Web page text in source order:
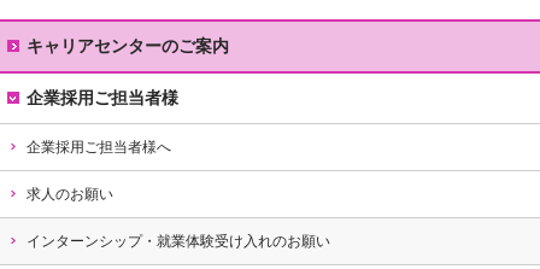
キャリアセンターのご案内
キャリアセンターの役割
キャリアサポートの流れ
利用時間・アクセス
就職実績
企業採用ご担当者様
企業採用ご担当者様へ
求人のお願い
インターンシップ・就業体験受け入れのお願い